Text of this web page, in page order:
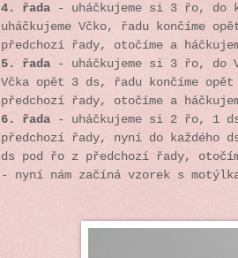
4. řada - uháčkujeme si 3 řo, do
uháčkujeme Včko, řadu končíme
předchozí řady, otočíme a
5. řada - uháčkujeme si 3 řo, do
Včka opět 3 ds, řadu končíme
předchozí řady, otočíme a
6. řada - uháčkujeme si 2 řo, 1
předchozí řady, nyní do každého
ds pod řo z předchozí řady,
- nyní nám začíná vzorek s